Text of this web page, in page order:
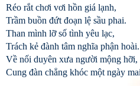
Réo rắt chơi vơi hồn giá lạnh,
Trầm buồn đứt đoạn lệ sầu phai.
Than mình lỡ số tình yêu lạc,
Trách kẻ đành tâm nghĩa phận hoài.
Về nối duyên xưa người mộng hỡi,
Cung đàn chẳng khóc một ngày